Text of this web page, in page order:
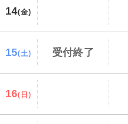
14(金)
15(土) 受付終了
16(日)